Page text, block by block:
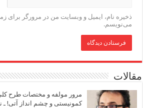
ذخیره نام، ایمیل و وبسایت من در مرورگر برای
می‌نویسم.
مقالات
مرور مولفه و مختصات طرح کلی
کمونیستی و چشم انداز آتی! ـ